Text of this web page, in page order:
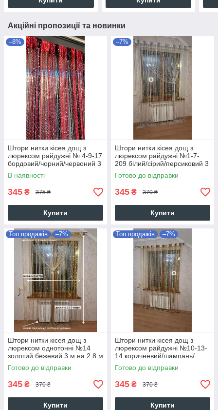
Акційні пропозиції та новинки
–8%
Штори нитки кісея дощ з
люрексом райдужні № 4-9-17
бордовий/чорний/червоний 3
м на 2.8 м більше 50-ти
кольорів
В наявності
345 ₴ 375 ₴
Купити
–7%
Штори нитки кісея дощ з
люрексом райдужні №1-7-
209 білий/сірий/персиковий 3
м на 2.8 м більше 50-ти
кольорів
Готово до відправки
345 ₴ 370 ₴
Купити
Топ продажів –7%
Штори нитки кісея дощ з
люрексом однотонні №14
золотий бежевий 3 м на 2.8 м
більше 50-ти кольорів
Готово до відправки
345 ₴ 370 ₴
Купити
Топ продажів –7%
Штори нитки кісея дощ з
люрексом райдужні №10-13-
14 коричневий/шампань/
золотий 3 м на 2.8 м більше
50-ти кольорів
Готово до відправки
345 ₴ 370 ₴
Купити